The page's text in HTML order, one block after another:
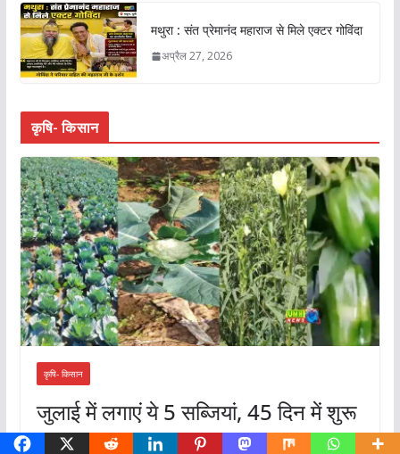
मथुरा : संत प्रेमानंद महाराज से मिले एक्टर गोविंदा
अप्रैल 27, 2026
कृषि- किसान
कृषि- किसान
जुलाई में लगाएं ये 5 सब्जियां, 45 दिन में शुरू
होगी कमाई